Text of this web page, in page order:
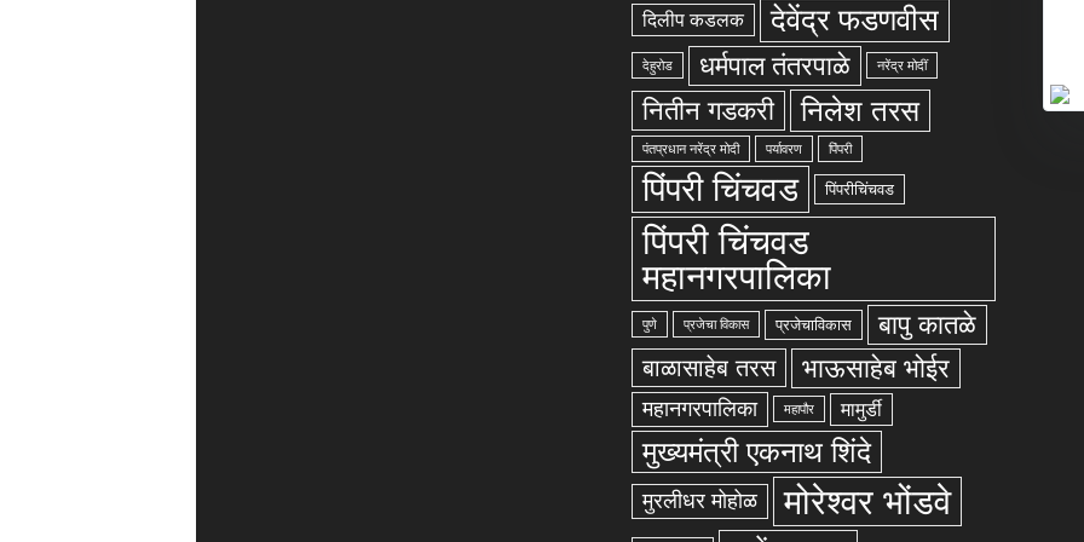
दिलीप कडलक देवेंद्र फडणवीस
देहुरोड धर्मपाल तंतरपाळे नरेंद्र मोदीं
नितीन गडकरी निलेश तरस
पंतप्रधान नरेंद्र मोदी पर्यावरण पिंपरी
पिंपरी चिंचवड पिंपरीचिंचवड
पिंपरी चिंचवड
महानगरपालिका
पुणे प्रजेचा विकास प्रजेचाविकास बापु कातळे
बाळासाहेब तरस भाऊसाहेब भोईर
महानगरपालिका महापौर मामुर्डी
मुख्यमंत्री एकनाथ शिंदे
मुरलीधर मोहोळ मोरेश्वर भोंडवे